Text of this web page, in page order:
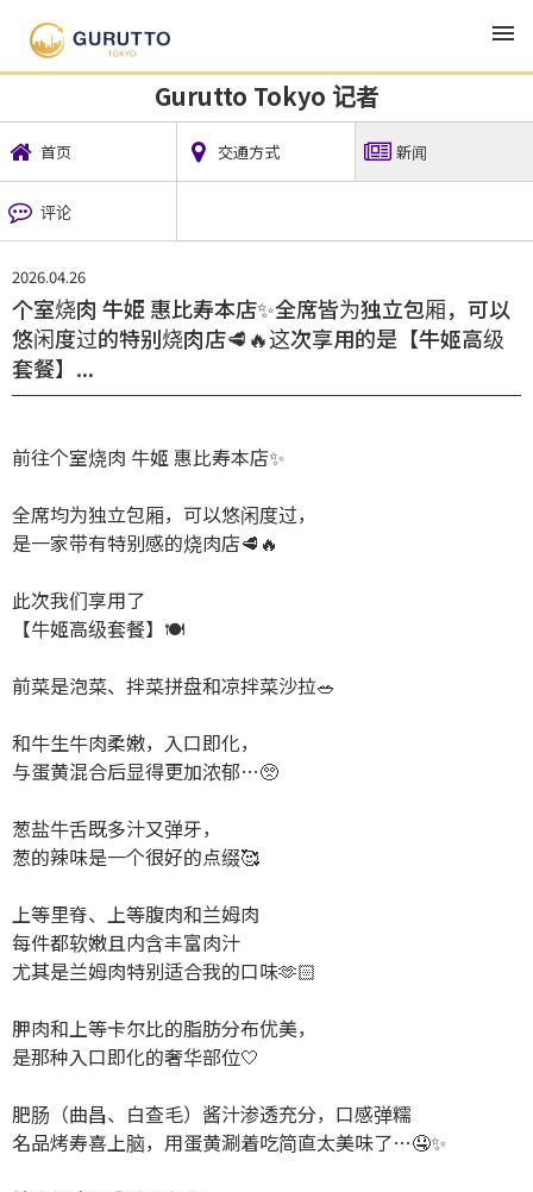
TOP
Gurutto Tokyo 记者
首页 交通方式 新闻
评论
2026.04.26
⁡个室烧肉 牛姫 惠比寿本店✨全席皆为独立包厢，可以
悠闲度过的特别烧肉店🥩🔥这次享用的是【牛姬高级
套餐】...
前往个室烧肉 牛姬 惠比寿本店✨
全席均为独立包厢，可以悠闲度过，
是一家带有特别感的烧肉店🥩🔥
此次我们享用了
【牛姬高级套餐】🍽️
前菜是泡菜、拌菜拼盘和凉拌菜沙拉🥗
和牛生牛肉柔嫩，入口即化，
与蛋黄混合后显得更加浓郁…🥺
葱盐牛舌既多汁又弹牙，
葱的辣味是一个很好的点缀🥰
上等里脊、上等腹肉和兰姆肉
每件都软嫩且内含丰富肉汁
尤其是兰姆肉特别适合我的口味‪🫶🏻︎‪
胛肉和上等卡尔比的脂肪分布优美，
是那种入口即化的奢华部位🤍
肥肠（曲昌、白查毛）酱汁渗透充分，口感弹糯
名品烤寿喜上脑，用蛋黄涮着吃简直太美味了…🤤✨️